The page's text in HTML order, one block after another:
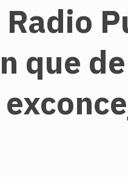
que